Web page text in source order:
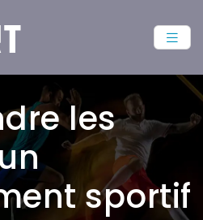
les
sportif